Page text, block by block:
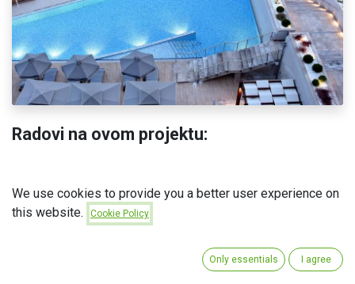
Radovi na ovom projektu:
✅Izvođenje instalacija sprinkler sistema
✅Isporuka pločica
We use cookies to provide you a better user experience on
this website.
Cookie Policy
Only essentials I agree